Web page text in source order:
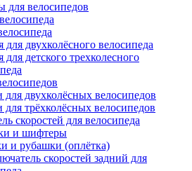
для велосипедов
для двухколёсного велосипеда
детского трехколесного
для двухколёсных велосипедов
для трёхколёсных велосипедов
скоростей для велосипеда
и шифтеры
и рубашки (оплётка)
скоростей задний для